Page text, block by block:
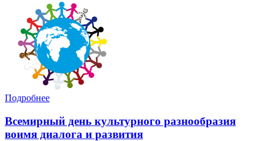
Подробнее
Всемирный день культурного разнообразия
воимя диалога и развития